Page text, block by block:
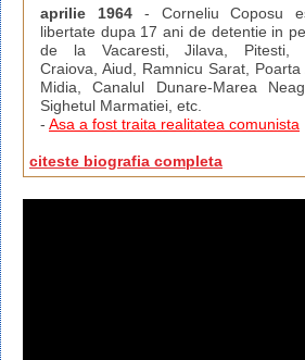
aprilie 1964- Corneliu Coposu
libertate dupa 17 ani de detentie in
de la Vacaresti, Jilava, Pitesti,
Craiova, Aiud, Ramnicu Sarat, Poarta
Midia, Canalul Dunare-Marea
Sighetul Marmatiei, etc.
- Asa a fost traita realitatea comunista
citeste biografia completa